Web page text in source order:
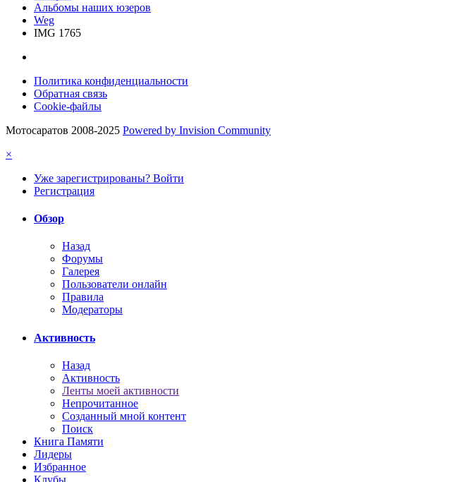
Альбомы наших юзеров
Weg
IMG 1765
Политика конфиденциальности
Обратная связь
Cookie-файлы
Мотосаратов 2008-2025 Powered by Invision Community
×
Уже зарегистрированы? Войти
Регистрация
Обзор
Назад
Форумы
Галерея
Пользователи онлайн
Правила
Модераторы
Активность
Назад
Активность
Ленты моей активности
Непрочитанное
Созданный мной контент
Поиск
Книга Памяти
Лидеры
Избранное
Клубы